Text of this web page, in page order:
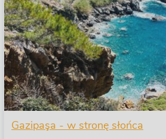
Gazipaşa - w stronę słońca